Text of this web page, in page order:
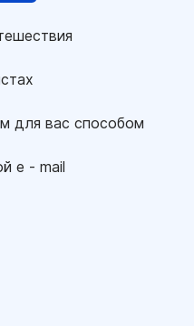
для вас способом
e - mail